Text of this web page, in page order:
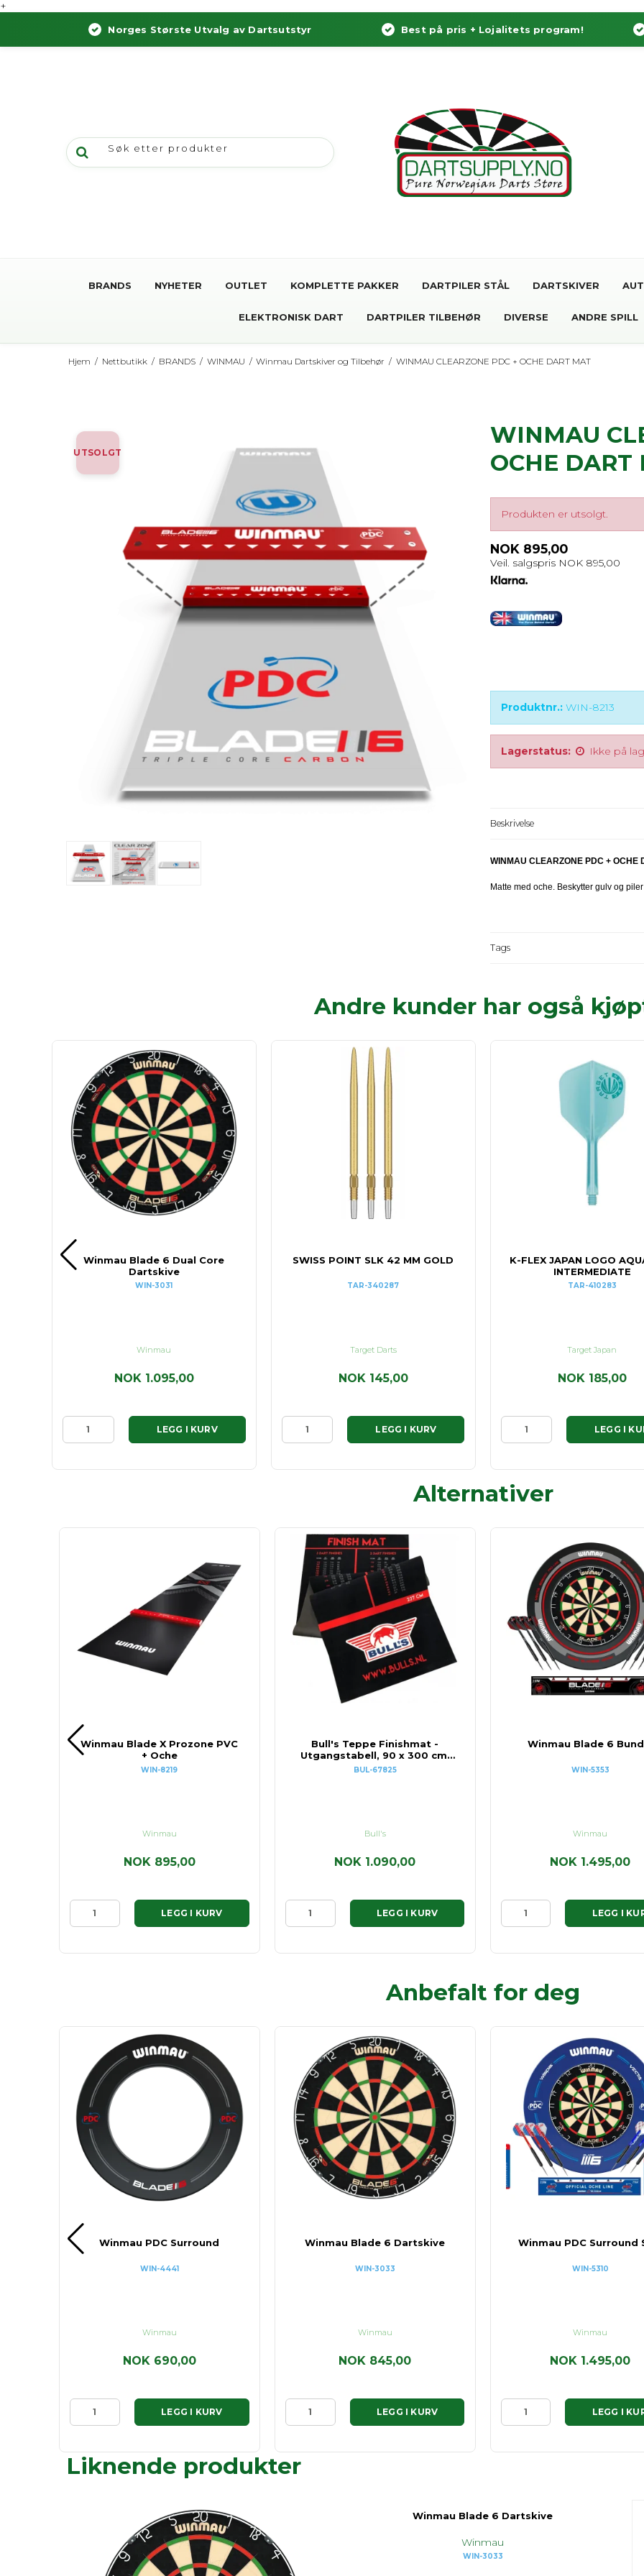
+
Norges Største Utvalg av Dartsutstyr Best på pris + Lojalitets program!
BRANDS NYHETER OUTLET KOMPLETTE PAKKER DARTPILER STÅL DARTSKIVER
ELEKTRONISK DART DARTPILER TILBEHØR DIVERSE ANDRE SPILL
Hjem / Nettbutikk / BRANDS / WINMAU / Winmau Dartskiver og Tilbehør / WINMAU CLEARZONE PDC + OCHE DART MAT
UTSOLGT
WINMAU
OCHE DART
Produkten er utsolgt.
NOK 895,00
Veil. salgspris NOK 895,00
Produktnr.: WIN-8213
Lagerstatus: Ikke på
Beskrivelse
WINMAU CLEARZONE PDC + OCHE
Matte med oche. Beskytter gulv og
Tags
Andre kunder har også
Winmau Blade 6 Dual Core
Dartskive
WIN-3031
Winmau
NOK 1.095,00
LEGG I KURV
SWISS POINT SLK 42 MM GOLD
TAR-340287
Target Darts
NOK 145,00
LEGG I KURV
K-FLEX JAPAN LOGO
INTERMEDIATE
TAR-410283
Target Japan
NOK 185,00
LEGG I
Alternativer
Winmau Blade X Prozone PVC
+ Oche
WIN-8219
Winmau
NOK 895,00
LEGG I KURV
Bull's Teppe Finishmat -
Utgangstabell, 90 x 300 cm.
M/oche
BUL-67825
Bull's
NOK 1.090,00
LEGG I KURV
Winmau Blade 6
WIN-5353
Winmau
NOK 1.495,00
LEGG I
Anbefalt for deg
Winmau PDC Surround
WIN-4441
Winmau
NOK 690,00
LEGG I KURV
Winmau Blade 6 Dartskive
WIN-3033
Winmau
NOK 845,00
LEGG I KURV
Winmau PDC Surround
WIN-5310
Winmau
NOK 1.495,00
LEGG I
Liknende produkter
Winmau Blade 6 Dartskive
Winmau
WIN-3033